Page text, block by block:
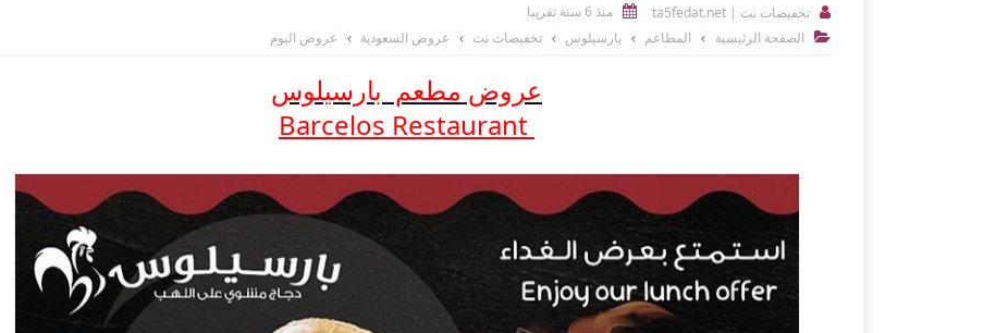
 تخفيضات نت | ta5fedat.net  منذ 6 سنة تقريبا
 الصفحة الرئيسية المطاعم بارسيلوس تخفيضات نت عروض السعودية عروض اليوم
عروض مطعم بارسيلوس
Barcelos Restaurant